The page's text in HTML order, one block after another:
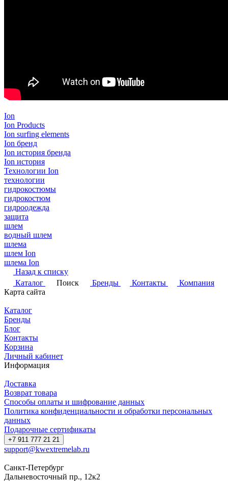
Ion
Ion Products
Ion surfing elements
Ion бренд
Ion история бренда
Ion история
Технологии Ion
технологии
гидрокостюмы
гидрокостюм
гидроодежда
защита
шлем
водный шлем
шлема
шлем Ion
шлема Ion
Назад к списку
Каталог
Поиск Бренды Контакты
Компания
Карта сайта
Каталог
Бренды
Блог
Контакты
Корзина
Личный кабинет
Информация
Доставка
Возврат товара
Способы оплаты и шифрование данных
Политика конфиденциальности и обработки персональных
данных
Подарочные сертификаты
+7 911 777 21 21
support@kwextremelab.ru
Санкт-Петербург
Дальневосточный пр., 12к2